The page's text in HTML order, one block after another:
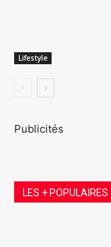
Lifestyle
Publicités
LES + POPULAIRES